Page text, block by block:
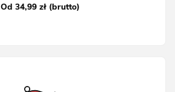
Od 34,99 zł (brutto)